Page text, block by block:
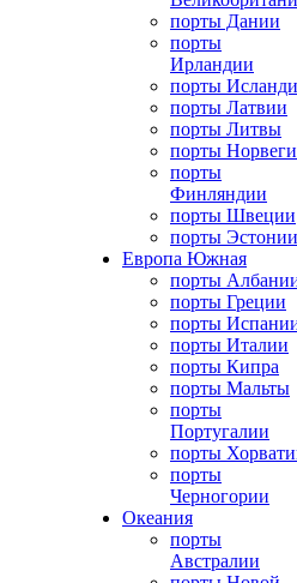
порты Дании
порты
Ирландии
порты
порты Латвии
порты Литвы
порты
порты
Финляндии
порты Швеции
порты Эстонии
Европа Южная
порты
порты Греции
порты
порты Италии
порты Кипра
порты Мальты
порты
Португалии
порты
порты
Черногории
Океания
порты
Австралии